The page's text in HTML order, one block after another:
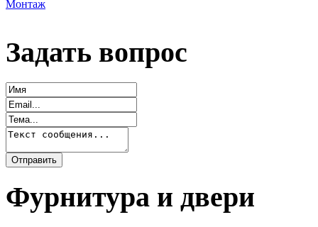
Монтаж
Задать вопрос
Фурнитура и двери